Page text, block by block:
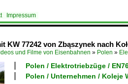
Impressum
KW 77242 von Zbąszynek nach
und Filme von Eisenbahnen » Polen »
Polen / Elektrotriebzüge /
Polen / Unternehmen / Koleje